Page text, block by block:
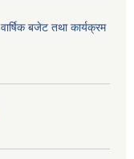
बजेट तथा कार्यक्रम